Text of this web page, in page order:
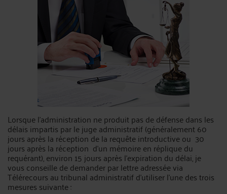
Lorsque l’administration ne produit pas de défense dans les
délais impartis par le juge administratif (généralement 60
jours après la réception de la requête introductive ou 30
jours après la réception d’un mémoire en réplique du
requérant), environ 15 jours après l’expiration du délai, je
vous conseille de demander par lettre adressée via
Télérecours au tribunal administratif d’utiliser l’une des trois
mesures suivante :